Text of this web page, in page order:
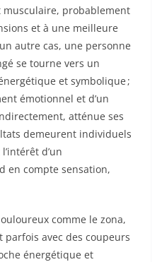
probablement
et à une meilleure
autre cas, une personne
se tourne vers un
et symbolique ;
émotionnel et d’un
atténue ses
demeurent individuels
d’un
en compte sensation,
comme le zona,
avec des coupeurs
énergétique et